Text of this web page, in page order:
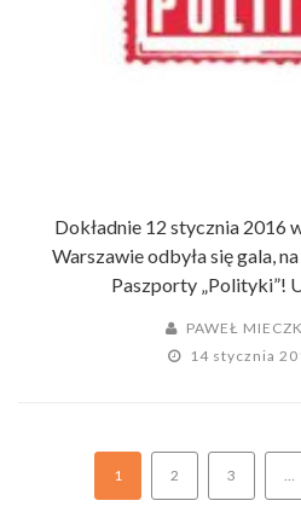
Dokładnie 12 stycznia 2016
Warszawie odbyła się gala,
Paszporty „Polityki”!
PAWEŁ
14 stycznia
1 2 3 …